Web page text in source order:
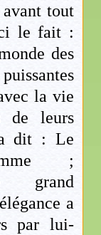
tout
le fait :
des
la vie
de leurs
dit : Le
;
grand
a
par lui-